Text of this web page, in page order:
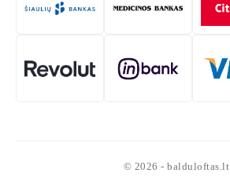
© 2026 - balduloftas.lt